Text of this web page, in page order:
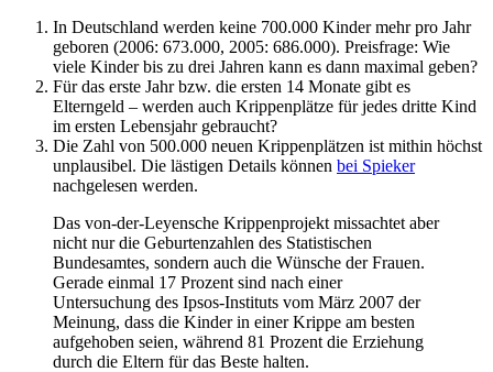
In Deutschland werden keine 700.000 Kinder mehr pro Jahr
geboren (2006: 673.000, 2005: 686.000). Preisfrage: Wie
viele Kinder bis zu drei Jahren kann es dann maximal geben?
Für das erste Jahr bzw. die ersten 14 Monate gibt es
Elterngeld – werden auch Krippenplätze für jedes dritte Kind
im ersten Lebensjahr gebraucht?
Die Zahl von 500.000 neuen Krippenplätzen ist mithin höchst
unplausibel. Die lästigen Details können bei Spieker
nachgelesen werden.
Das von-der-Leyensche Krippenprojekt missachtet aber
nicht nur die Geburtenzahlen des Statistischen
Bundesamtes, sondern auch die Wünsche der Frauen.
Gerade einmal 17 Prozent sind nach einer
Untersuchung des Ipsos-Instituts vom März 2007 der
Meinung, dass die Kinder in einer Krippe am besten
aufgehoben seien, während 81 Prozent die Erziehung
durch die Eltern für das Beste halten.